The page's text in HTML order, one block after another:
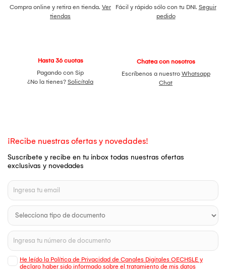
Compra online y retira en tienda. Ver
tiendas
Fácil y rápido sólo con tu DNI. Seguir
pedido
Hasta 36 cuotas
Pagando con Sip
¿No la tienes? Solicítala
Chatea con nosotros
Escríbenos a nuestro Whatsapp
Chat
¡Recibe nuestras ofertas y novedades!
Suscríbete y recibe en tu inbox todas nuestras ofertas
exclusivas y novedades
He leído la Política de Privacidad de Canales Digitales OECHSLE y
declaro haber sido informado sobre el tratamiento de mis datos